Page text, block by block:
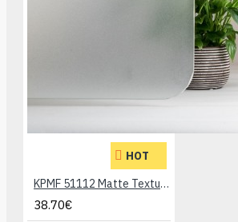
HOT
KPMF 51112 Matte Textured/Grain Silver Etch
38.70€